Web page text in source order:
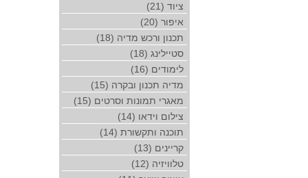
ציוד (21)
איפור (20)
תכנון ורכש מדיה (18)
סטיילינג (18)
לימודים (16)
מדיה תכנון ובקרה (15)
מאגרי תמונות וסרטים (15)
צילום וידאו (14)
תוכנה ותקשורת (14)
קריינים (13)
טלוויזיה (12)